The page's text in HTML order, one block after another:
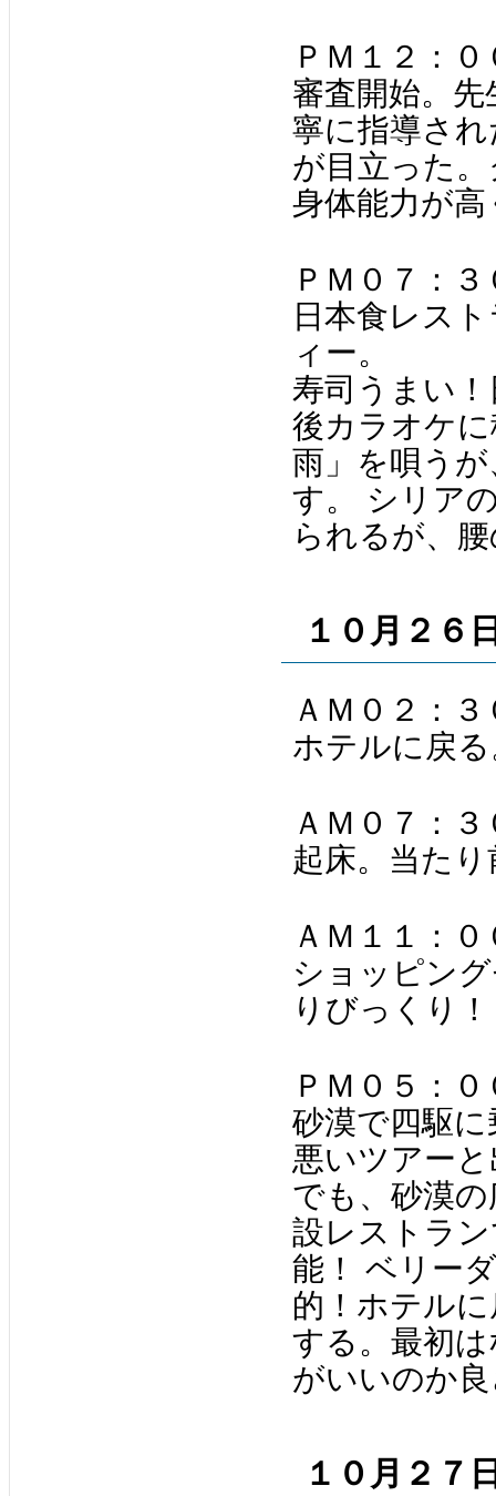
ＰＭ１２：０
審査開始。
寧に指導さ
が目立った
身体能力が
ＰＭ０７：３
日本食レス
ィー。
寿司うまい
後カラオケ
雨」を唄う
す。 シリア
られるが、
１０月２６
ＡＭ０２：３
ホテルに戻
ＡＭ０７：３
起床。当た
ＡＭ１１：０
ショッピン
りびっくり！
ＰＭ０５：０
砂漠で四駆
悪いツアー
でも、砂漠
設レストラ
能！ ベリー
的！ホテル
する。最初
がいいのか
１０月２７